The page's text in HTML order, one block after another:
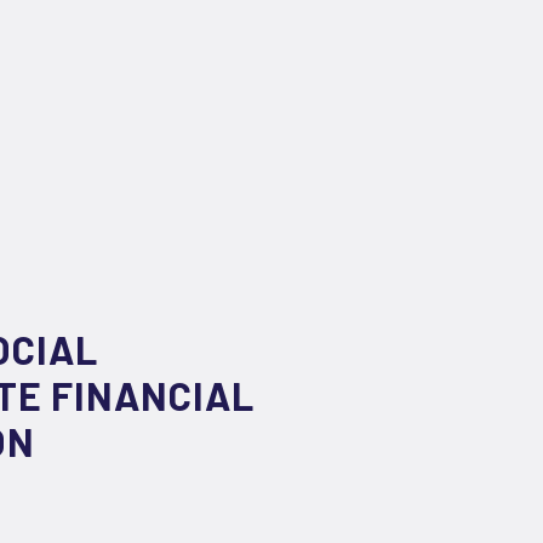
FINANCIAL